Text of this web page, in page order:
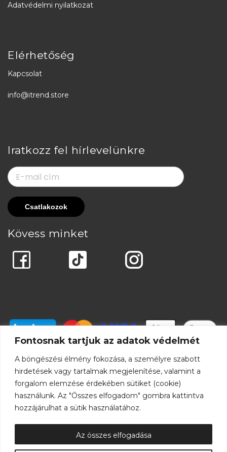
Fontosnak tartjuk az adatok védelmét
A böngészési élmény fokozása, a személyre szabott
hirdetések vagy tartalmak megjelenítése, valamint a
forgalom elemzése érdekében sütiket (cookie)
használunk. Az "Összes elfogadom" gombra kattintva
hozzájárulhat a sütik használatához.
Az összes elfogadása
Adatvédelmi nyilatkozat
Elérhetőség
Kapcsolat
info@itrend.store
Iratkozz fel hírlevelünkre
Kövess minket